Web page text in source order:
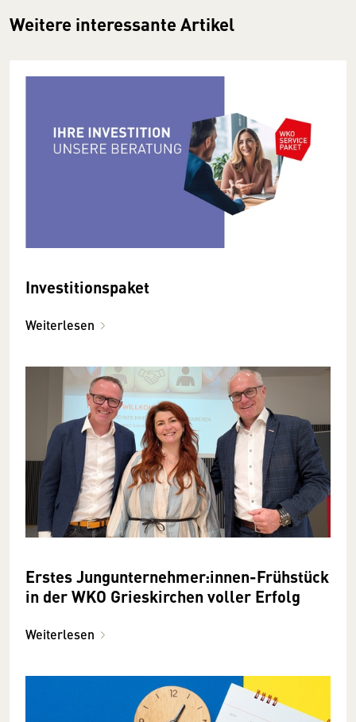
Weitere interessante Artikel
Investitionspaket
Weiterlesen
Erstes Jungunternehmer:innen-Frühstück
in der WKO Grieskirchen voller Erfolg
Weiterlesen